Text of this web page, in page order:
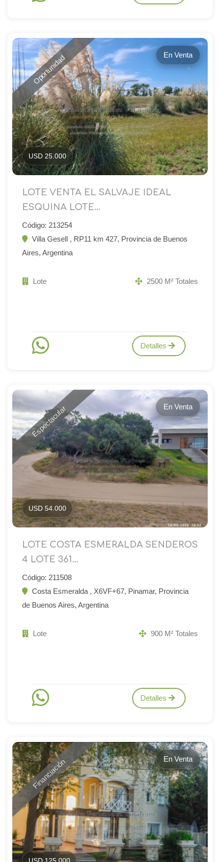
Oportunidad En Venta
USD 25.000
LOTE VENTA EL SALVAJE IDEAL
ESQUINA LOTE...
Código: 213254
Villa Gesell , RP11 km 427, Provincia de Buenos
Aires, Argentina
Lote 2500 M² Totales
Detalles
Espectacular En Venta
USD 54.000
LOTE COSTA ESMERALDA SENDEROS
4 LOTE 361...
Código: 211508
Costa Esmeralda , X6VF+67, Pinamar, Provincia
de Buenos Aires, Argentina
Lote 900 M² Totales
Detalles
Financiación En Venta
USD 125.000